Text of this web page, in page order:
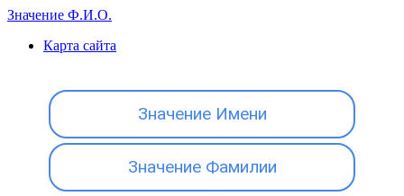
Значение Ф.И.О.
Карта сайта
Значение Имени
Значение Фамилии